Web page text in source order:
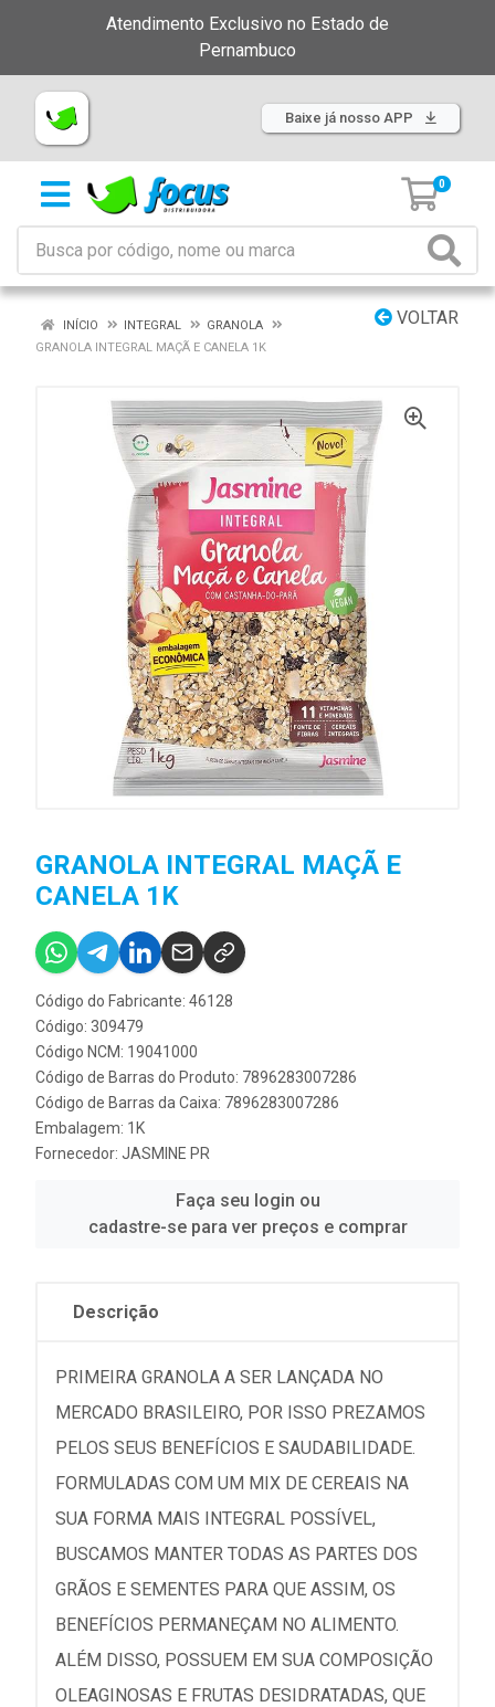
Atendimento Exclusivo no Estado de
Pernambuco
Baixe já nosso APP
0
VOLTAR
INÍCIO INTEGRAL
GRANOLA
GRANOLA INTEGRAL MAÇÃ E CANELA 1K
GRANOLA INTEGRAL MAÇÃ E
CANELA 1K
Código do Fabricante: 46128
Código: 309479
Código NCM: 19041000
Código de Barras do Produto: 7896283007286
Código de Barras da Caixa: 7896283007286
Embalagem: 1K
Fornecedor: JASMINE PR
Faça seu login ou
cadastre-se para ver preços e comprar
Descrição
PRIMEIRA GRANOLA A SER LANÇADA NO
MERCADO BRASILEIRO, POR ISSO PREZAMOS
PELOS SEUS BENEFÍCIOS E SAUDABILIDADE.
FORMULADAS COM UM MIX DE CEREAIS NA
SUA FORMA MAIS INTEGRAL POSSÍVEL,
BUSCAMOS MANTER TODAS AS PARTES DOS
GRÃOS E SEMENTES PARA QUE ASSIM, OS
BENEFÍCIOS PERMANEÇAM NO ALIMENTO.
ALÉM DISSO, POSSUEM EM SUA COMPOSIÇÃO
OLEAGINOSAS E FRUTAS DESIDRATADAS, QUE